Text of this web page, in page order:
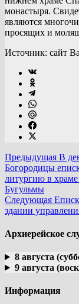
монастыря.
являются
просящих и
Источник: сайт
Предыдущая В
Богородицы
литургию в
Бугульмы
Следующая
здании
Архиерейское
8 августа
9 августа
Информация